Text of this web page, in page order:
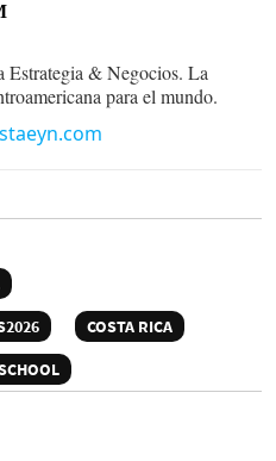
Estrategia & Negocios. La
para el mundo.
COSTA RICA